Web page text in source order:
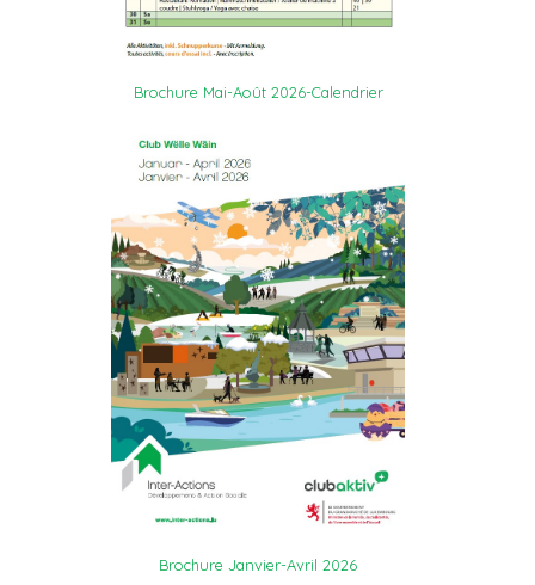
Brochure Mai-Août 2026-Calendrier
Brochure Janvier-Avril 2026